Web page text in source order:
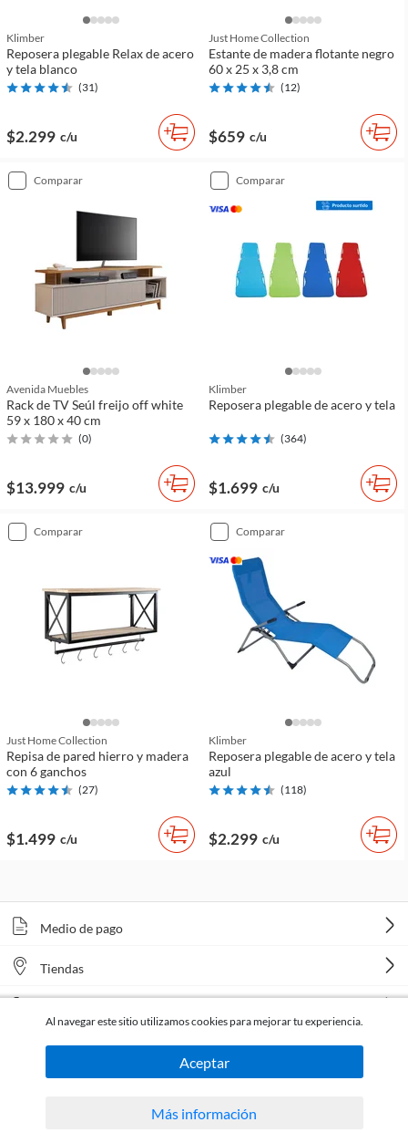
Klimber
Reposera plegable Relax de acero
y tela blanco
(31)
$2.299 c/u
Just Home Collection
Estante de madera flotante negro
60 x 25 x 3,8 cm
(12)
$659 c/u
comparar
Avenida Muebles
Rack de TV Seúl freijo off white
59 x 180 x 40 cm
(0)
$13.999 c/u
comparar
Klimber
Reposera plegable de acero y tela
(364)
$1.699 c/u
comparar
Just Home Collection
Repisa de pared hierro y madera
con 6 ganchos
(27)
$1.499 c/u
comparar
Klimber
Reposera plegable de acero y tela
azul
(118)
$2.299 c/u
Medio de pago
Tiendas
Todos los derechos reservados Homecenter Sodimac S.A. | R.U.T. 216996650015.
Al navegar este sitio utilizamos cookies para mejorar tu experiencia.
Aceptar
Más información